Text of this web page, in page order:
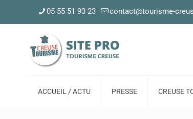
05 55 51 93 23 contact@tourisme-
ACCUEIL / ACTU PRESSE CREUSE